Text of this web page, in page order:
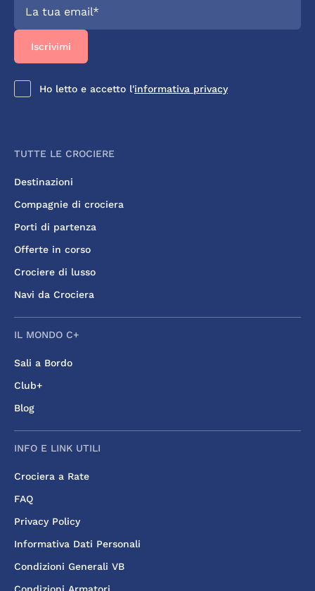
Ho letto e accetto l'informativa privacy
TUTTE LE CROCIERE
Destinazioni
Compagnie di crociera
Porti di partenza
Offerte in corso
Crociere di lusso
Navi da Crociera
IL MONDO C+
Sali a Bordo
Club+
Blog
INFO E LINK UTILI
Crociera a Rate
FAQ
Privacy Policy
Informativa Dati Personali
Condizioni Generali VB